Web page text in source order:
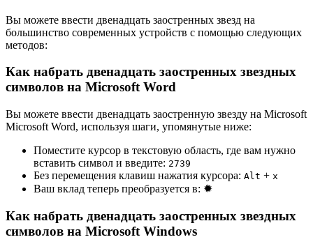
Вы можете ввести двенадцать заостренных звезд на
большинство современных устройств с помощью следующих
методов:
Как набрать двенадцать заостренных звездных
символов на Microsoft Word
Вы можете ввести двенадцать заостренную звезду на Microsoft
Microsoft Word, используя шаги, упомянутые ниже:
Поместите курсор в текстовую область, где вам нужно
вставить символ и введите: 2739
Без перемещения клавиш нажатия курсора: Alt + x
Ваш вклад теперь преобразуется в: ✹
Как набрать двенадцать заостренных звездных
символов на Microsoft Windows